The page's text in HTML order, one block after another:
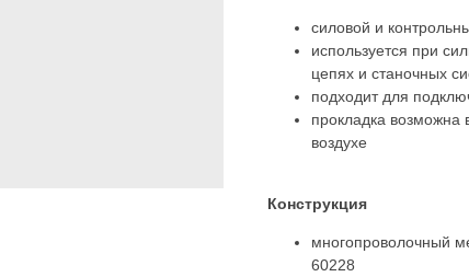
силовой и
используется при
цепях и станочных
подходит для
прокладка
воздухе
Конструкция
многопроволочный
60228